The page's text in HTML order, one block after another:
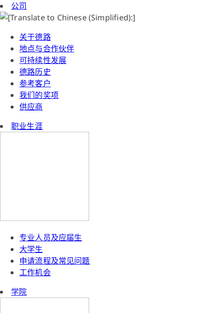
公司
关于德路
地点与合作伙伴
可持续性发展
德路历史
参考客户
我们的奖项
供应商
职业生涯
专业人员及应届生
大学生
申请流程及常见问题
工作机会
学院